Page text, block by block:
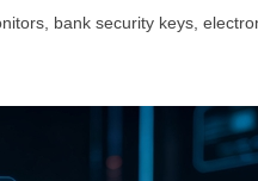
bank security keys,